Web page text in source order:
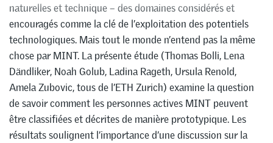
naturelles et technique – des domaines considérés et
encouragés comme la clé de l’exploitation des potentiels
technologiques. Mais tout le monde n’entend pas la même
chose par MINT. La présente étude (Thomas Bolli, Lena
Dändliker, Noah Golub, Ladina Rageth, Ursula Renold,
Amela Zubovic, tous de l’ETH Zurich) examine la question
de savoir comment les personnes actives MINT peuvent
être classifiées et décrites de manière prototypique. Les
résultats soulignent l’importance d’une discussion sur la